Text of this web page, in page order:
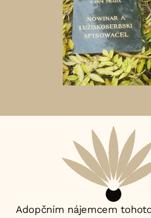
nájemce:
Adopčním nájemcem